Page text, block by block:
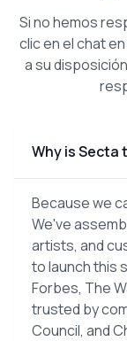
Si no hemos
clic en el chat
a su
Why is Secta
Because we
We've
artists, and
to launch this
Forbes, The
trusted by
Council, and